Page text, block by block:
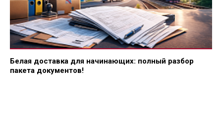
Белая доставка для начинающих: полный разбор
пакета документов!